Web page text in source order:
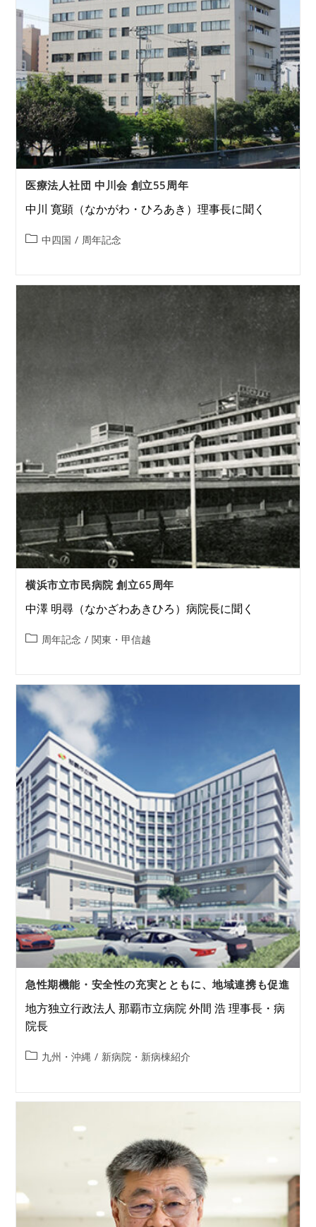
医療法人社団 中川会 創立55周年
中川 寛顕（なかがわ・ひろあき）理事長に聞く
中四国 / 周年記念
横浜市立市民病院 創立65周年
中澤 明尋（なかざわあきひろ）病院長に聞く
周年記念 / 関東・甲信越
急性期機能・安全性の充実とともに、地域連携も促進
地方独立行政法人 那覇市立病院 外間 浩 理事長・病
院長
九州・沖縄 / 新病院・新病棟紹介